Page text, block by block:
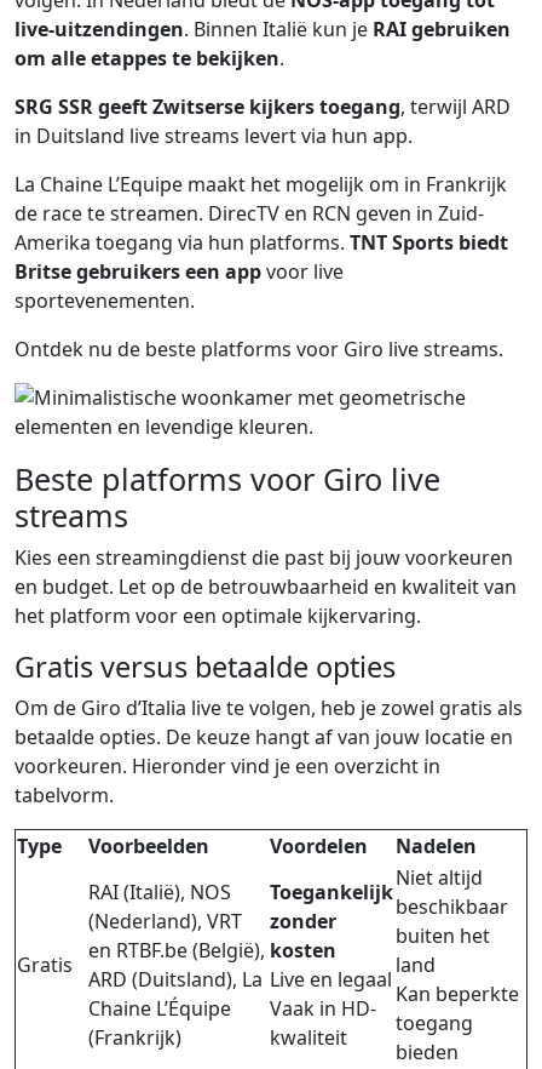
live-uitzendingen. Binnen Italië kun je RAI gebruiken
om alle etappes te bekijken.
SRG SSR geeft Zwitserse kijkers toegang, terwijl ARD
in Duitsland live streams levert via hun app.
La Chaine L’Equipe maakt het mogelijk om in Frankrijk
de race te streamen. DirecTV en RCN geven in Zuid-
Amerika toegang via hun platforms. TNT Sports biedt
Britse gebruikers een appvoor live
sportevenementen.
Ontdek nu de beste platforms voor Giro live streams.
Beste platforms voor Giro live
streams
Kies een streamingdienst die past bij jouw voorkeuren
en budget. Let op de betrouwbaarheid en kwaliteit van
het platform voor een optimale kijkervaring.
Gratis versus betaalde opties
Om de Giro d’Italia live te volgen, heb je zowel gratis als
betaalde opties. De keuze hangt af van jouw locatie en
voorkeuren. Hieronder vind je een overzicht in
tabelvorm.
Type
Voorbeelden Voordelen Nadelen
Gratis
RAI (Italië), NOS
(Nederland), VRT
en RTBF.be (België),
ARD (Duitsland), La
Chaine L’Équipe
(Frankrijk)
Toegankelijk
zonder
kosten
Live en legaal
Vaak in HD-
kwaliteit
Niet altijd
beschikbaar
buiten het
land
Kan beperkte
toegang
bieden